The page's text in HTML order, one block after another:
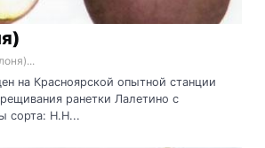
на Красноярской опытной станции
ранетки Лалетино с
сорта: Н.Н...